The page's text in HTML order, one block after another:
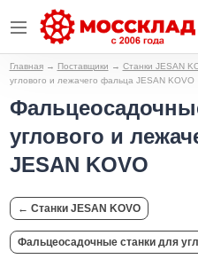
Главная → Поставщики → Станки JESAN
углового и лежачего фальца JESAN KOVO
углового и
JESAN KOVO
← Станки JESAN KOVO
Фальцеосадочные станки для